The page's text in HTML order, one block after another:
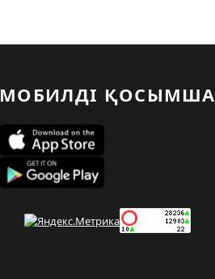
МОБИЛДІ ҚОСЫМША